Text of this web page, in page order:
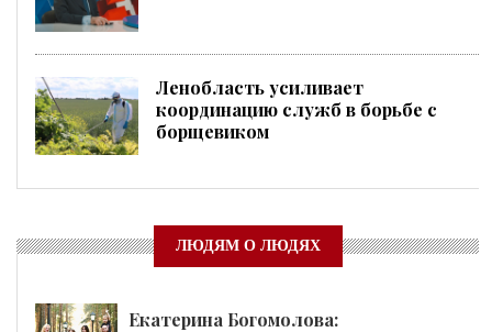
Ленобласть усиливает
координацию служб в борьбе с
борщевиком
ЛЮДЯМ О ЛЮДЯХ
Екатерина Богомолова: